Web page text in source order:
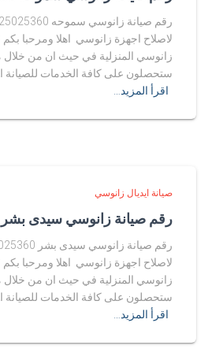
لاصلاح اجهزة زانوسي اهلا ومرحبا
زانوسي المنزلية في حيث ان من خلال
ستحصلون على كافة الخدمات للصيانة
اقرأ المزيد…
صيانة ايديال زانوسي
رقم صيانة زانوسي سيدى بشر 01225025360
لاصلاح اجهزة زانوسي اهلا ومرحبا
زانوسي المنزلية في حيث ان من خلال
ستحصلون على كافة الخدمات للصيانة
اقرأ المزيد…